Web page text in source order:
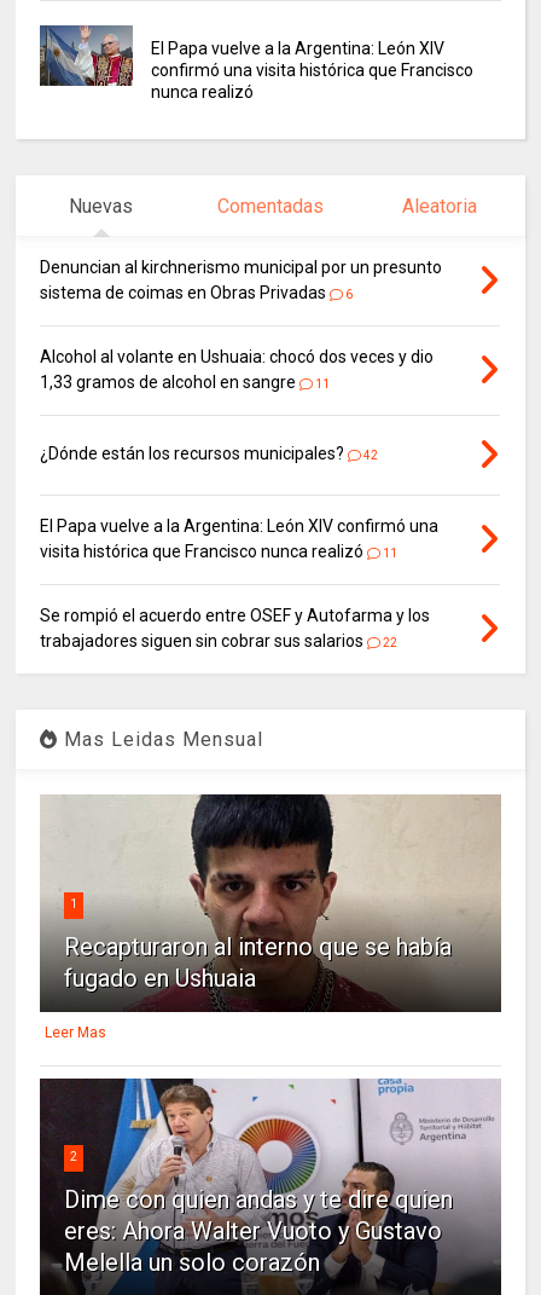
El Papa vuelve a la Argentina: León XIV
confirmó una visita histórica que Francisco
nunca realizó
Nuevas Comentadas Aleatoria
Denuncian al kirchnerismo municipal por un presunto
sistema de coimas en Obras Privadas
6
Alcohol al volante en Ushuaia: chocó dos veces y dio
1,33 gramos de alcohol en sangre
11
¿Dónde están los recursos municipales? 42
El Papa vuelve a la Argentina: León XIV confirmó una
visita histórica que Francisco nunca realizó
11
Se rompió el acuerdo entre OSEF y Autofarma y los
trabajadores siguen sin cobrar sus salarios
22
Mas Leidas Mensual
1
Recapturaron al interno que se había
fugado en Ushuaia
Leer Mas
2
Dime con quien andas y te dire quien
eres: Ahora Walter Vuoto y Gustavo
Melella un solo corazón